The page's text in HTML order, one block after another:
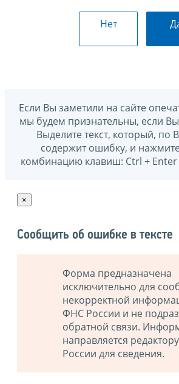
Нет
Если Вы заметили на сайте
мы будем признательны, если
Выделите текст, который,
содержит ошибку, и
комбинацию клавиш: Ctrl +
×
Сообщить об ошибке в тексте
Форма предназначена
исключительно для
некорректной
ФНС России и не
обратной связи.
направляется
России для сведения.